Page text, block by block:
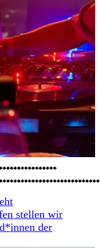
stellen wir
der